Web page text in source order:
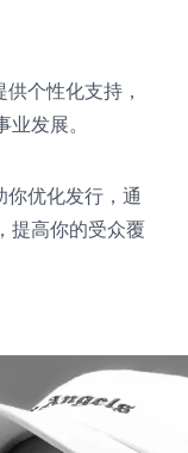
个性化支持，
发展。
你优化发行，通
提高你的受众覆